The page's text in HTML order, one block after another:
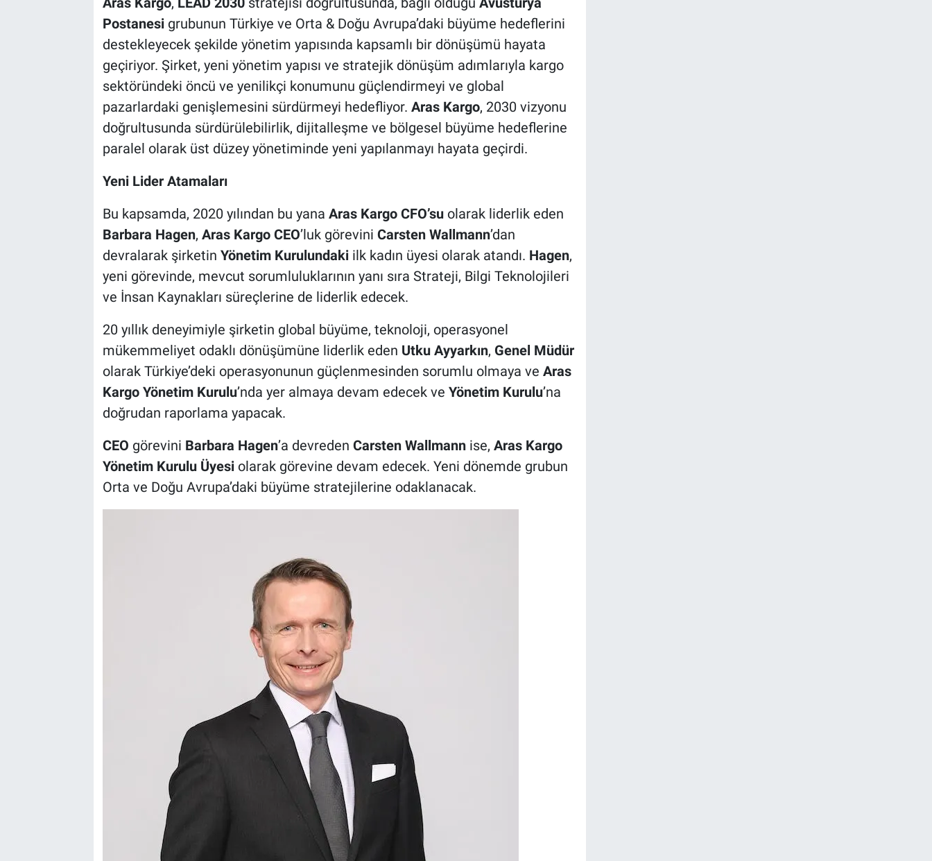
Postanesigrubunun Türkiye ve Orta & Doğu Avrupa’daki büyüme hedeflerini
destekleyecek şekilde yönetim yapısında kapsamlı bir dönüşümü hayata
geçiriyor. Şirket, yeni yönetim yapısı ve stratejik dönüşüm adımlarıyla kargo
sektöründeki öncü ve yenilikçi konumunu güçlendirmeyi ve global
pazarlardaki genişlemesini sürdürmeyi hedefliyor. Aras Kargo, 2030 vizyonu
doğrultusunda sürdürülebilirlik, dijitalleşme ve bölgesel büyüme hedeflerine
paralel olarak üst düzey yönetiminde yeni yapılanmayı hayata geçirdi.
Yeni Lider Atamaları
Bu kapsamda, 2020 yılından bu yana Aras Kargo CFO’suolarak liderlik eden
Barbara Hagen, Aras Kargo CEO’luk görevini Carsten Wallmann’dan
devralarak şirketin Yönetim Kurulundakiilk kadın üyesi olarak atandı. Hagen,
yeni görevinde, mevcut sorumluluklarının yanı sıra Strateji, Bilgi Teknolojileri
ve İnsan Kaynakları süreçlerine de liderlik edecek.
20 yıllık deneyimiyle şirketin global büyüme, teknoloji, operasyonel
mükemmeliyet odaklı dönüşümüne liderlik eden Utku Ayyarkın, Genel Müdür
olarak Türkiye’deki operasyonunun güçlenmesinden sorumlu olmaya ve Aras
Kargo Yönetim Kurulu’nda yer almaya devam edecek ve Yönetim Kurulu’na
doğrudan raporlama yapacak.
CEO görevini Barbara Hagen’a devreden Carsten Wallmannise, Aras Kargo
Yönetim Kurulu Üyesiolarak görevine devam edecek. Yeni dönemde grubun
Orta ve Doğu Avrupa’daki büyüme stratejilerine odaklanacak.